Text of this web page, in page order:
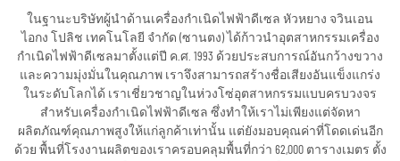
ในฐานะบริษัทผู้นำด้านเครื่องกำเนิดไฟฟ้าดีเซล หัวหยาง จวินเอน
ไอกง โปลิช เทคโนโลยี จำกัด (ซานตง) ได้ก้าวนำอุตสาหกรรมเครื่อง
กำเนิดไฟฟ้าดีเซลมาตั้งแต่ปี ค.ศ. 1993 ด้วยประสบการณ์อันกว้างขวาง
และความมุ่งมั่นในคุณภาพ เราจึงสามารถสร้างชื่อเสียงอันแข็งแกร่ง
ในระดับโลกได้ เราเชี่ยวชาญในห่วงโซ่อุตสาหกรรมแบบครบวงจร
สำหรับเครื่องกำเนิดไฟฟ้าดีเซล ซึ่งทำให้เราไม่เพียงแต่จัดหา
ผลิตภัณฑ์คุณภาพสูงให้แก่ลูกค้าเท่านั้น แต่ยังมอบคุณค่าที่โดดเด่นอีก
ด้วย พื้นที่โรงงานผลิตของเราครอบคลุมพื้นที่กว่า 62,000 ตารางเมตร ตั้ง